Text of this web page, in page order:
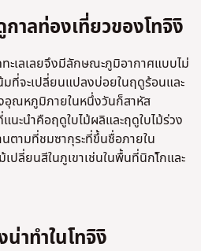
าลท่องเที่ยวของโทจิงิ
ะเลเลยจึงมีลักษณะภูมิอากาศแบบไม่
ที่จะเปลี่ยนแปลงบ่อยในฤดูร้อนและ
อุณหภูมิภายในหนึ่งวันก็สาหัส
ะนำคือฤดูใบไม้ผลิและฤดูใบไม้ร่วง
ตามที่ชมซากุระที่ขึ้นชื่อภายใน
เปลี่ยนสีในภูเขาเช่นในพื้นที่นิกโ้กและ
น่าทำในโทจิงิ